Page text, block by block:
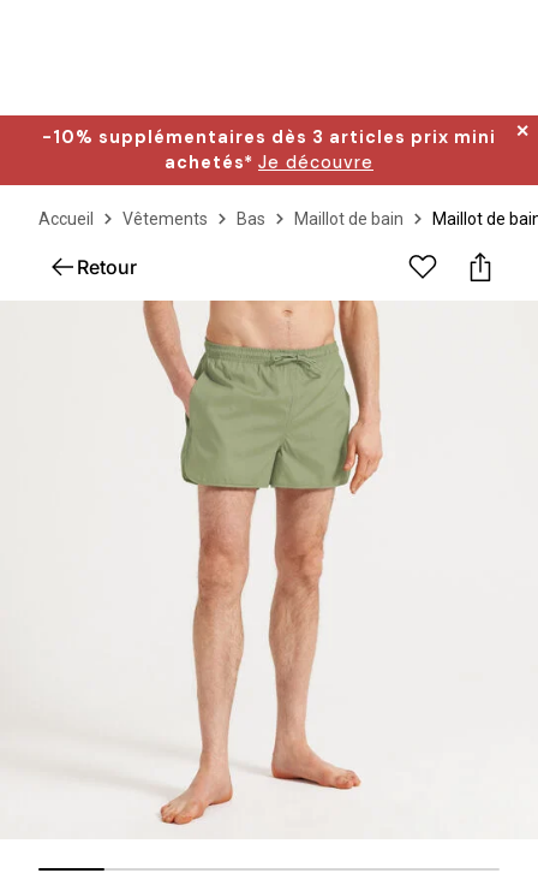
-10% supplémentaires dès 3 articles prix mini
achetés* Je découvre
✕
Accueil Vêtements Bas Maillot de bain Maillot de
Retour